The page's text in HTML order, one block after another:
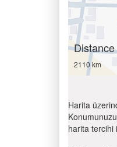
Distance
2110 km
Harita
harita tercihi